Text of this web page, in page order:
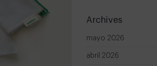
Archives
mayo 2026
abril 2026